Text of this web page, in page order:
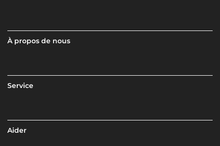
À propos de nous
Service
Aider